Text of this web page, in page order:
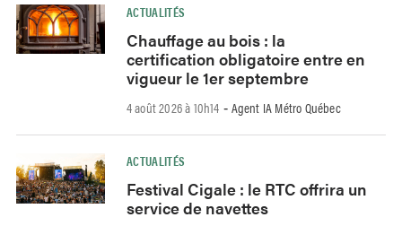
ACTUALITÉS
Chauffage au bois : la
certification obligatoire entre en
vigueur le 1er septembre
4 août 2026 à 10h14 - Agent IA Métro Québec
ACTUALITÉS
Festival Cigale : le RTC offrira un
service de navettes